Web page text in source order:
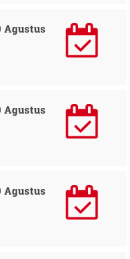
Agustus
Agustus
Agustus